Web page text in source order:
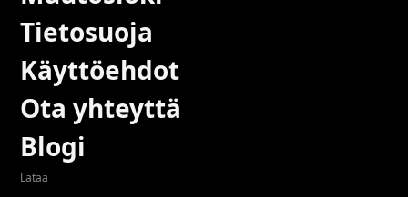
Tietosuoja
Käyttöehdot
Ota yhteyttä
Blogi
Lataa